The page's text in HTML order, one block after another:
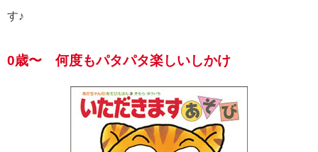
す♪
0歳〜 何度もパタパタ楽しいしかけ